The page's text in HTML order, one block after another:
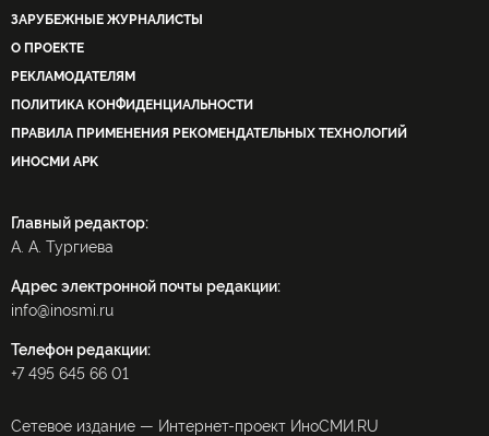
ЗАРУБЕЖНЫЕ ЖУРНАЛИСТЫ
О ПРОЕКТЕ
РЕКЛАМОДАТЕЛЯМ
ПОЛИТИКА КОНФИДЕНЦИАЛЬНОСТИ
ПРАВИЛА ПРИМЕНЕНИЯ РЕКОМЕНДАТЕЛЬНЫХ ТЕХНОЛОГИЙ
ИНОСМИ APK
Главный редактор:
А. А. Тургиева
Адрес электронной почты редакции:
info@inosmi.ru
Телефон редакции:
+7 495 645 66 01
Сетевое издание — Интернет-проект ИноСМИ.RU